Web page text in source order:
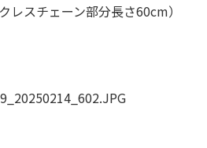
レスチェーン部分長さ60cm）